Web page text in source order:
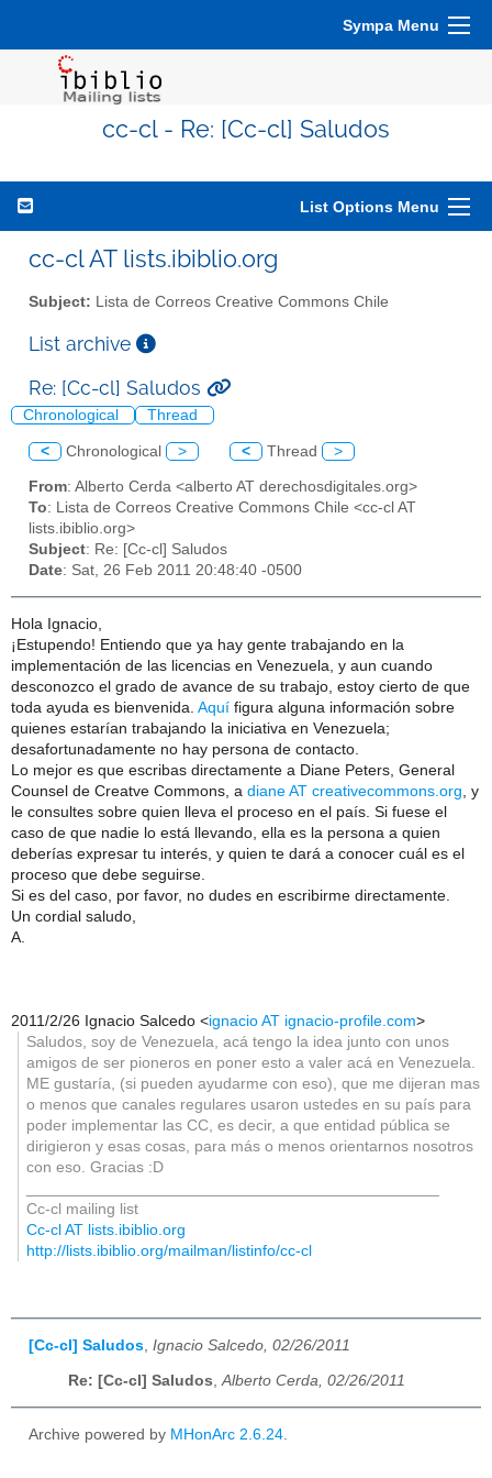
Sympa Menu
cc-cl - Re: [Cc-cl] Saludos
List Options Menu
cc-cl AT lists.ibiblio.org
Subject: Lista de Correos Creative Commons Chile
List archive
Re: [Cc-cl] Saludos
Chronological Thread
< Chronological > < Thread >
From: Alberto Cerda <alberto AT derechosdigitales.org>
To: Lista de Correos Creative Commons Chile <cc-cl AT
lists.ibiblio.org>
Subject: Re: [Cc-cl] Saludos
Date: Sat, 26 Feb 2011 20:48:40 -0500
Hola Ignacio,
¡Estupendo! Entiendo que ya hay gente trabajando en la
implementación de las licencias en Venezuela, y aun cuando
desconozco el grado de avance de su trabajo, estoy cierto de que
toda ayuda es bienvenida. Aquí figura alguna información sobre
quienes estarían trabajando la iniciativa en Venezuela;
desafortunadamente no hay persona de contacto.
Lo mejor es que escribas directamente a Diane Peters, General
Counsel de Creatve Commons, a diane AT creativecommons.org , y
le consultes sobre quien lleva el proceso en el país. Si fuese el
caso de que nadie lo está llevando, ella es la persona a quien
deberías expresar tu interés, y quien te dará a conocer cuál es el
proceso que debe seguirse.
Si es del caso, por favor, no dudes en escribirme directamente.
Un cordial saludo,
A.
2011/2/26 Ignacio Salcedo <ignacio AT ignacio-profile.com>
Saludos, soy de Venezuela, acá tengo la idea junto con unos
amigos de ser pioneros en poner esto a valer acá en Venezuela.
ME gustaría, (si pueden ayudarme con eso), que me dijeran mas
o menos que canales regulares usaron ustedes en su país para
poder implementar las CC, es decir, a que entidad pública se
dirigieron y esas cosas, para más o menos orientarnos nosotros
con eso. Gracias :D
Cc-cl mailing list
Cc-cl AT lists.ibiblio.org
http://lists.ibiblio.org/mailman/listinfo/cc-cl
[Cc-cl] Saludos Ignacio Salcedo, 02/26/2011
Re: [Cc-cl] Saludos,Alberto Cerda, 02/26/2011
Archive powered by MHonArc 2.6.24.